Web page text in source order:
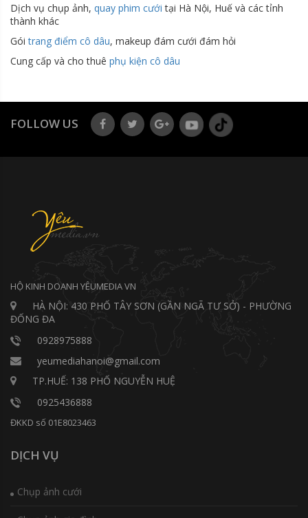
Dịch vụ chụp ảnh, quay phim cưới tại Hà Nội, Huế và các tỉnh
thành khác
Góitrang điểm cô dâu, makeup đám cưới đám hỏi
Cung cấp và cho thuê phụ kiện cô dâu
FOLLOW US
HỘ KINH DOANH YÊUMEDIA VN
HÀ NỘI: 430 PHỐ TÂY SƠN (GẦN NGÃ TƯ SỞ) - PHƯỜNG
ĐỐNG ĐA
0928975888
yeumediahanoi@gmail.com
TP.HUẾ: 138 PHỐ NGUYỄN HUỆ
0925436888
ĐKKD số 01E8023463
DỊCH VỤ
Chụp ảnh cưới